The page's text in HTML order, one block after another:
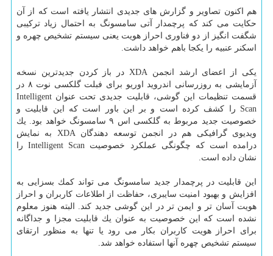
هم اكنون تصاویر و گزارش های جدیدی انتشار یافته است كه از آن
حكایت می كند كه پرچمدار آتی سامسونگ به احتمال زیاد تركیبی
شگفت انگیز از دو فناوری احراز هویت یعنی سیستم تشخیص چهره و
اسكنر عنبیه را یكجا باهم خواهد داشت.
یكی از اعضای ارشد انجمن XDA در باز كردن جدیدترین نسخه
آزمایشی به روزرسانی اندروید اوریو برای فبلت گلكسی نوت ۸ در
قسمت تنظیمات این گوشی، قابلیت جدیدی تحت عنوان Intelligent
Scan را كشف كرده است و بر این باور است كه این قابلیت و
خصوصیت جدید مربوط به گلكسی اس ۹ سامسونگ خواهد بود. یك
ویدیوی گرافیكی هم در انجمن توسعه دهندگان XDA به نمایش
درامده است كه چگونگی عملكرد خصوصیت Intelligent Scan را
نشان داده است.
این قابلیت در پرچمدار جدید سامسونگ می تواند كمك بسزایی به
افزایش و بهبود امنیت سایبری، حفاظت از اطلاعات كاربران و احراز
هویت آسان تر و ایمن تر در این گوشی جدید كند. البته هنوز معلوم
نشده است كه این خصوصیت به عنوان یك قابلیت مجزا و جداگانه
برای احراز هویت كاربران بكار می رود یا تنها به منظور ارتقای
سیستم تشخیص چهره آنها استفاده خواهد شد.